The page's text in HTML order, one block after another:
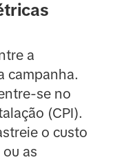
a
campanha.
se no
(CPI).
o custo
as